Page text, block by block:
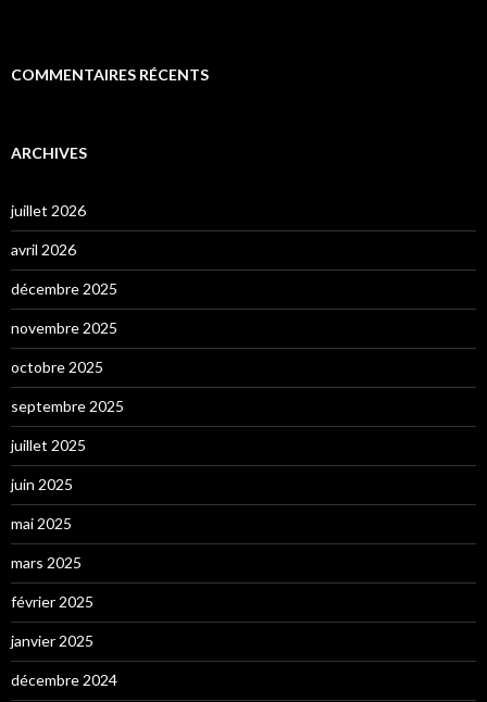
COMMENTAIRES RÉCENTS
ARCHIVES
juillet 2026
avril 2026
décembre 2025
novembre 2025
octobre 2025
septembre 2025
juillet 2025
juin 2025
mai 2025
mars 2025
février 2025
janvier 2025
décembre 2024